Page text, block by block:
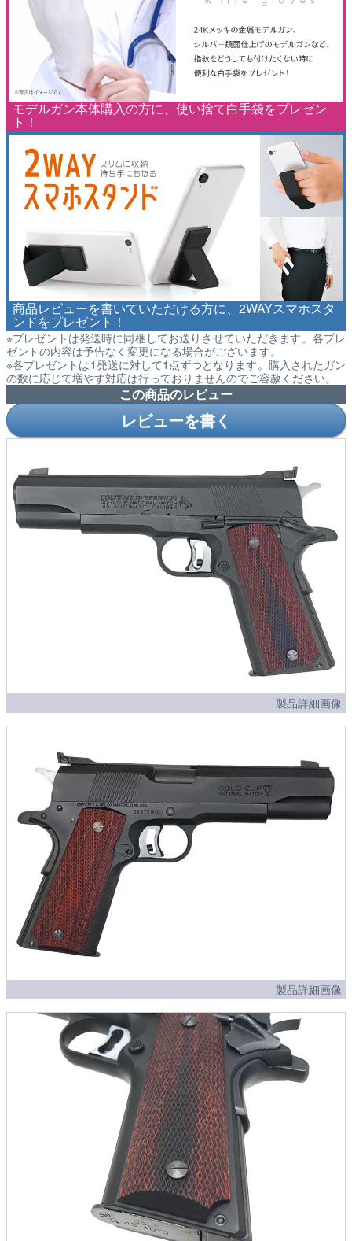
モデルガン本体購入の方に、使い捨て白手袋をプレゼン
ト！
商品レビューを書いていただける方に、2WAYスマホスタ
ンドをプレゼント！
※プレゼントは発送時に同梱してお送りさせていただきます。各プレ
ゼントの内容は予告なく変更になる場合がございます。
※各プレゼントは1発送に対して1点ずつとなります。購入されたガン
の数に応じて増やす対応は行っておりませんのでご容赦ください。
この商品のレビュー
レビューを書く
製品詳細画像
製品詳細画像